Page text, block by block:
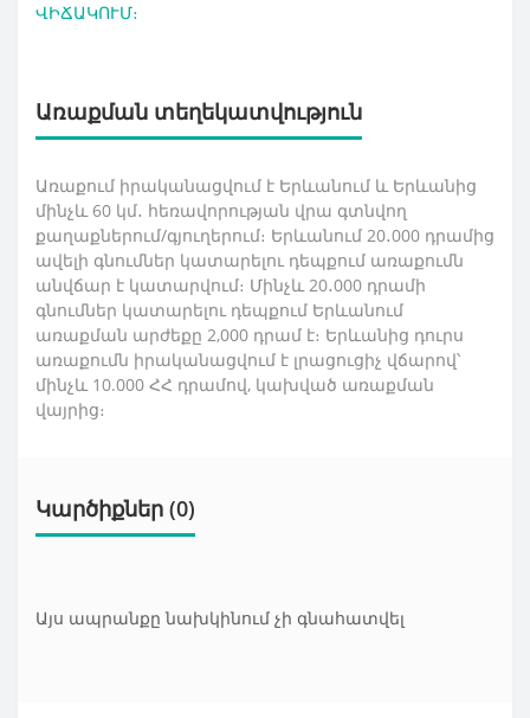
ՎԻՃԱԿՈՒՄ։
Առաքման տեղեկատվություն
Առաքում իրականացվում է Երևանում և Երևանից
մինչև 60 կմ․ հեռավորության վրա գտնվող
քաղաքներում/գյուղերում։ Երևանում 20․000 դրամից
ավելի գնումներ կատարելու դեպքում առաքումն
անվճար է կատարվում։ Մինչև 20․000 դրամի
գնումներ կատարելու դեպքում Երևանում
առաքման արժեքը 2,000 դրամ է։ Երևանից դուրս
առաքումն իրականացվում է լրացուցիչ վճարով՝
մինչև 10.000 ՀՀ դրամով, կախված առաքման
վայրից։
Կարծիքներ (0)
Այս ապրանքը նախկինում չի գնահատվել